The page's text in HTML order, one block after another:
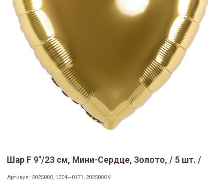
Шар F 9"/23 см, Мини-Сердце, Золото, / 5 шт. /
Артикул: 202500O, 1204—0171, 202500OV